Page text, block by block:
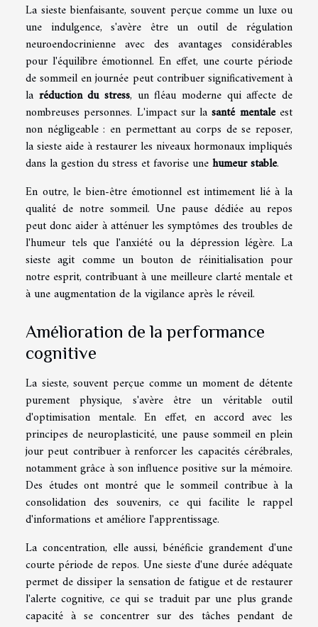
La sieste bienfaisante, souvent perçue comme un luxe ou
une indulgence, s'avère être un outil de régulation
neuroendocrinienne avec des avantages considérables
pour l'équilibre émotionnel. En effet, une courte période
de sommeil en journée peut contribuer significativement à
la réduction du stress, un fléau moderne qui affecte de
nombreuses personnes. L'impact sur lasanté mentaleest
non négligeable : en permettant au corps de se reposer,
la sieste aide à restaurer les niveaux hormonaux impliqués
dans la gestion du stress et favorise unehumeur stable.
En outre, le bien-être émotionnel est intimement lié à la
qualité de notre sommeil. Une pause dédiée au repos
peut donc aider à atténuer les symptômes des troubles de
l'humeur tels que l'anxiété ou la dépression légère. La
sieste agit comme un bouton de réinitialisation pour
notre esprit, contribuant à une meilleure clarté mentale et
à une augmentation de la vigilance après le réveil.
Amélioration de la performance
cognitive
La sieste, souvent perçue comme un moment de détente
purement physique, s'avère être un véritable outil
d'optimisation mentale. En effet, en accord avec les
principes de neuroplasticité, une pause sommeil en plein
jour peut contribuer à renforcer les capacités cérébrales,
notamment grâce à son influence positive sur la mémoire.
Des études ont montré que le sommeil contribue à la
consolidation des souvenirs, ce qui facilite le rappel
d'informations et améliore l'apprentissage.
La concentration, elle aussi, bénéficie grandement d'une
courte période de repos. Une sieste d'une durée adéquate
permet de dissiper la sensation de fatigue et de restaurer
l'alerte cognitive, ce qui se traduit par une plus grande
capacité à se concentrer sur des tâches pendant de